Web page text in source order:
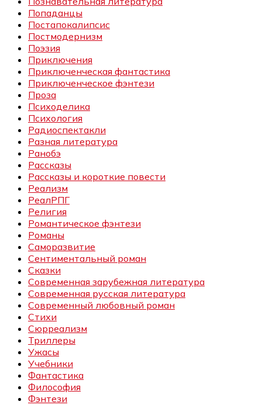
Попаданцы
Постапокалипсис
Постмодернизм
Поэзия
Приключения
Приключенческая фантастика
Приключенческое фэнтези
Проза
Психоделика
Психология
Радиоспектакли
Разная литература
Ранобэ
Рассказы
Рассказы и короткие повести
Реализм
РеалРПГ
Религия
Романтическое фэнтези
Романы
Саморазвитие
Сентиментальный роман
Сказки
Современная зарубежная литература
Современная русская литература
Современный любовный роман
Стихи
Сюрреализм
Триллеры
Ужасы
Учебники
Фантастика
Философия
Фэнтези